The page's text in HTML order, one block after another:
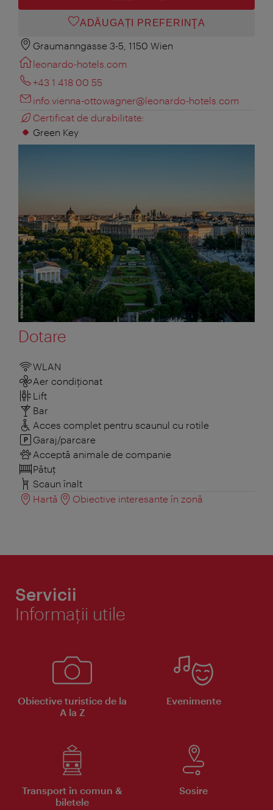
ADĂUGAȚI PREFERINŢA
Graumanngasse 3-5, 1150 Wien
leonardo-hotels.com
+43 1 418 00 55
info.vienna-ottowagner@leonardo-hotels.com
Certificat de durabilitate:
Green Key
Dotare
WLAN
Aer condiționat
Lift
Bar
Acces complet pentru scaunul cu rotile
Garaj/parcare
Acceptă animale de companie
Pătuţ
Scaun înalt
Hartă
Obiective interesante în zonă
Servicii
Informaţii utile
Obiective turistice de la
A la Z
Evenimente
Transport în comun &
biletele
Sosire